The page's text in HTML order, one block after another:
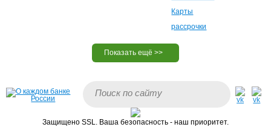
Карты
рассрочки
Защищено SSL. Ваша безопасность - наш приоритет.